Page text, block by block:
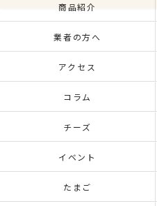
商品紹介
業者の方へ
アクセス
コラム
チーズ
イベント
たまご